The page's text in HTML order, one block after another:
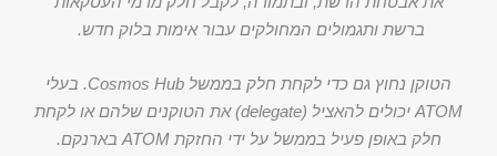
ברשת ותגמולים המחולקים עבור אימות בלוק חדש.
הטוקן נחוץ גם כדי לקחת חלק בממשל Cosmos Hub. בעלי
ATOM יכולים להאציל (delegate) את הטוקנים שלהם או לקחת
חלק באופן פעיל בממשל על ידי החזקת ATOM בארנקם.